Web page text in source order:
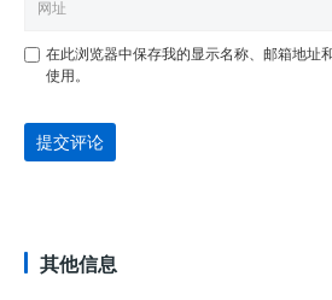
在此浏览器中保存我的显示名称、邮箱地址
使用。
提交评论
其他信息